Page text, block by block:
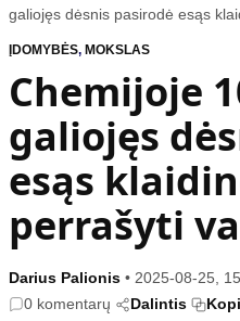
Turinys
Naujausi straipsniai
Gyvenimas
Įdomybės
Mada
Mokslas
Namai ir interjeras
Populiaru
galiojęs dėsnis pasirodė esąs
ĮDOMYBĖS, MOKSLAS
Chemijoje
galiojęs
esąs
perrašyti
Darius Palionis • 2025-08-25,
0 komentarų
Dalintis